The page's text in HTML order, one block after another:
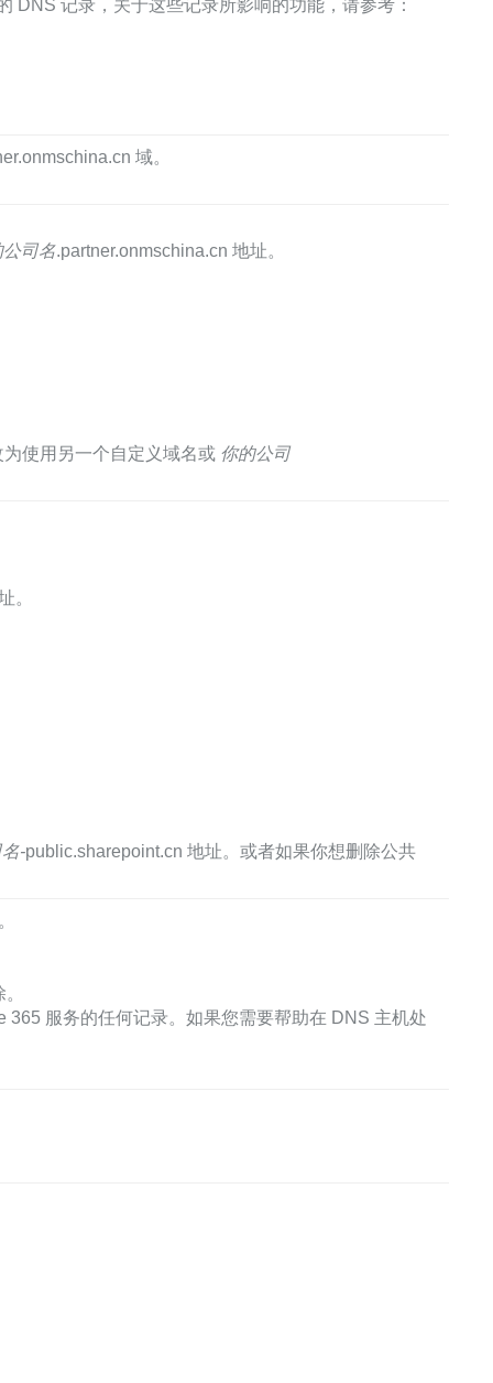
DNS 记录，关于这些记录所影响的功能，请参考：
域。
公司名.partner.onmschina.cn 地址。
使用另一个自定义域名或 你的公司
。
-public.sharepoint.cn 地址。或者如果你想删除公共
服务的任何记录。如果您需要帮助在 DNS 主机处